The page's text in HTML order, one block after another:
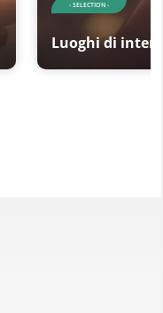
- SELECTION -
Luoghi di